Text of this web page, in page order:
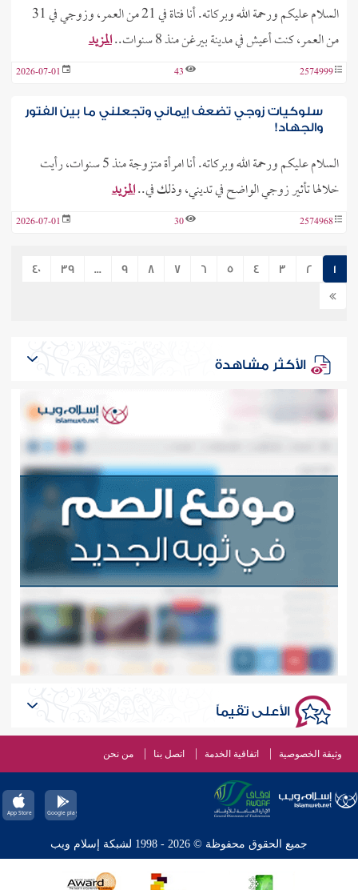
السلام عليكم ورحمة الله وبركاته. أنا فتاة في 21 من العمر، وزوجي في 31
من العمر، كنت أعيش في مدينة بيرغن منذ 8 سنوات..
المزيد
2574999
43
2026-07-01
سلوكيات زوجي تضعف إيماني وتجعلني ما بين الفتور
والجهاد!
السلام عليكم ورحمة الله وبركاته. أنا امرأة متزوجة منذ 5 سنوات، رأيت
خلالها تأثير زوجي الواضح في تديني، وذلك في..المزيد
2574968
30
2026-07-01
1
2
3
4
5
6
7
8
9
...
39
40
الأكثر مشاهدة
الأعلى تقيماً
وثيقة الخصوصية اتفاقية الخدمة اتصل بنا من نحن
جميع الحقوق محفوظة © 2026 - 1998 لشبكة إسلام ويب